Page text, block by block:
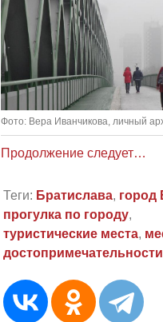
Фото: Вера Иванчикова, личный
Продолжение следует…
Теги: Братислава, город
прогулка по городу,
туристические места,
достопримечательности